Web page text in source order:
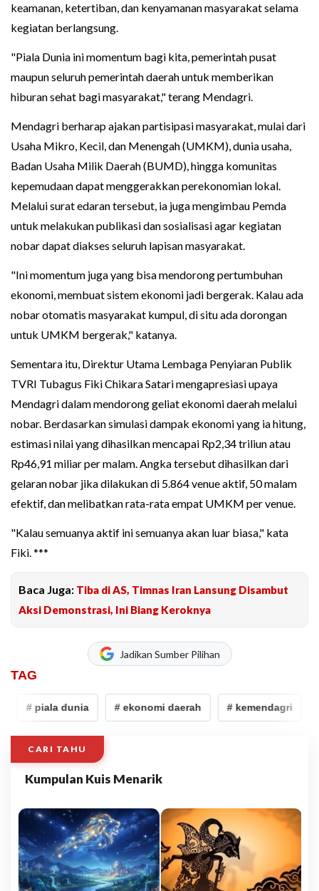
keamanan, ketertiban, dan kenyamanan masyarakat selama
kegiatan berlangsung.
"Piala Dunia ini momentum bagi kita, pemerintah pusat
maupun seluruh pemerintah daerah untuk memberikan
hiburan sehat bagi masyarakat," terang Mendagri.
Mendagri berharap ajakan partisipasi masyarakat, mulai dari
Usaha Mikro, Kecil, dan Menengah (UMKM), dunia usaha,
Badan Usaha Milik Daerah (BUMD), hingga komunitas
kepemudaan dapat menggerakkan perekonomian lokal.
Melalui surat edaran tersebut, ia juga mengimbau Pemda
untuk melakukan publikasi dan sosialisasi agar kegiatan
nobar dapat diakses seluruh lapisan masyarakat.
"Ini momentum juga yang bisa mendorong pertumbuhan
ekonomi, membuat sistem ekonomi jadi bergerak. Kalau ada
nobar otomatis masyarakat kumpul, di situ ada dorongan
untuk UMKM bergerak," katanya.
Sementara itu, Direktur Utama Lembaga Penyiaran Publik
TVRI Tubagus Fiki Chikara Satari mengapresiasi upaya
Mendagri dalam mendorong geliat ekonomi daerah melalui
nobar. Berdasarkan simulasi dampak ekonomi yang ia hitung,
estimasi nilai yang dihasilkan mencapai Rp2,34 triliun atau
Rp46,91 miliar per malam. Angka tersebut dihasilkan dari
gelaran nobar jika dilakukan di 5.864 venue aktif, 50 malam
efektif, dan melibatkan rata-rata empat UMKM per venue.
"Kalau semuanya aktif ini semuanya akan luar biasa," kata
Fiki. ***
Baca Juga: Tiba di AS, Timnas Iran Lansung Disambut
Aksi Demonstrasi, Ini Biang Keroknya
Jadikan Sumber Pilihan
TAG
# piala dunia # ekonomi daerah # kemendagri
CARI TAHU
Kumpulan Kuis Menarik